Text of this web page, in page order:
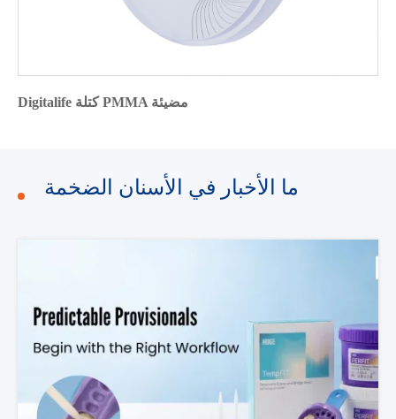
Digitalife كتلة PMMA مضيئة
ما الأخبار في الأسنان الضخمة